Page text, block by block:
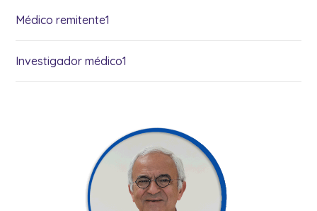
Médico remitente1
Investigador médico1